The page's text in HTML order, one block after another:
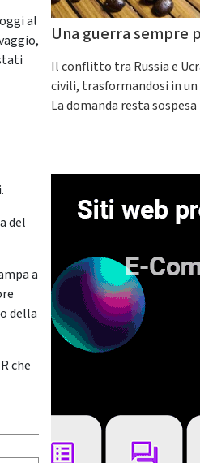
al
del
a
della
che
Una guerra sempre
Il conflitto tra Russia e
civili, trasformandosi in
La domanda resta sospesa